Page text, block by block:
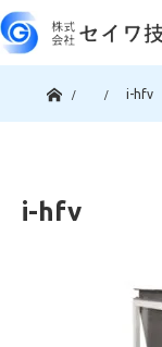
ホーム i-hfv
i-hfv